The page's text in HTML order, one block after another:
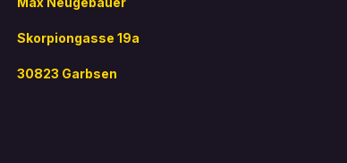
Skorpiongasse 19a
30823 Garbsen